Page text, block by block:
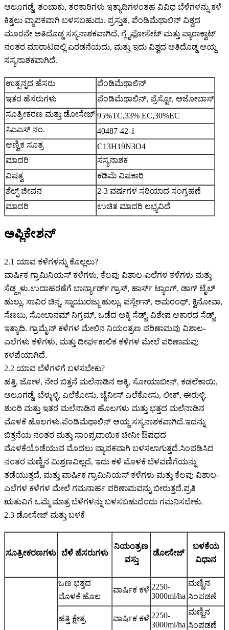
ಆಲೂಗಡ್ಡೆ, ತಂಬಾಕು, ತರಕಾರಿಗಳು ಇತ್ಯಾದಿಗಳಂತಹ ವಿವಿಧ ಬೆಳೆಗಳನ್ನು ಕಳೆ
ಕಿತ್ತಲು ವ್ಯಾಪಕವಾಗಿ ಬಳಸಬಹುದು. ಪ್ರಸ್ತುತ, ಪೆಂಡಿಮೆಥಾಲಿನ್ ವಿಶ್ವದ
ಮೂರನೇ ಅತಿದೊಡ್ಡ ಸಸ್ಯನಾಶಕವಾಗಿದೆ, ಗ್ಲೈಫೋಸೇಟ್ ಮತ್ತು ಪ್ಯಾರಾಕ್ವಾಟ್
ನಂತರ ಮಾರಾಟದಲ್ಲಿ ಎರಡನೆಯದು, ಮತ್ತು ಇದು ವಿಶ್ವದ ಅತಿದೊಡ್ಡ ಆಯ್ದ
ಸಸ್ಯನಾಶಕವಾಗಿದೆ.
ಉತ್ಪನ್ನದ ಹೆಸರು
ಪೆಂಡಿಮೆಥಾಲಿನ್
ಇತರ ಹೆಸರುಗಳು
ಪೆಂಡಿಮೆಥಾಲಿನ್, ಪ್ರೆಸ್ಟೋ, ಅಜೋಬಾಸ್
ಸೂತ್ರೀಕರಣ ಮತ್ತು ಡೋಸೇಜ್ 95%TC,33% EC,30%EC
ಸಿಎಎಸ್ ನಂ.
40487-42-1
ಆಣ್ವಿಕ ಸೂತ್ರ
C13H19N3O4
ಮಾದರಿ
ಸಸ್ಯನಾಶಕ
ವಿಷತ್ವ
ಕಡಿಮೆ ವಿಷಕಾರಿ
ಶೆಲ್ಫ್ ಜೀವನ
2-3 ವರ್ಷಗಳ ಸರಿಯಾದ ಸಂಗ್ರಹಣೆ
ಮಾದರಿ
ಉಚಿತ ಮಾದರಿ ಲಭ್ಯವಿದೆ
ಅಪ್ಲಿಕೇಶನ್
2.1 ಯಾವ ಕಳೆಗಳನ್ನು ಕೊಲ್ಲಲು?
ವಾರ್ಷಿಕ ಗ್ರಾಮಿನಿಯಸ್ ಕಳೆಗಳು, ಕೆಲವು ವಿಶಾಲ-ಎಲೆಗಳ ಕಳೆಗಳು ಮತ್ತು
ಸೆಡ್ಜ್ಗಳು.ಉದಾಹರಣೆಗೆ ಬಾರ್ನ್ಯಾರ್ಡ್ ಗ್ರಾಸ್, ಹಾರ್ಸ್ ಟ್ಯಾಂಗ್, ಡಾಗ್ ಟೈಲ್
ಹುಲ್ಲು, ಸಾವಿರ ಚಿನ್ನ, ಸ್ನಾಯುರಜ್ಜು ಹುಲ್ಲು, ಪರ್ಸ್ಲೇನ್, ಅಮರಂಥ್, ಕ್ವಿನೋವಾ,
ಸೆಣಬು, ಸೋಲಾನಮ್ ನಿಗ್ರಮ್, ಒಡೆದ ಅಕ್ಕಿ ಸೆಡ್ಜ್, ವಿಶೇಷ ಆಕಾರದ ಸೆಡ್ಜ್,
ಇತ್ಯಾದಿ. ಗ್ರಾಮೈನ್ ಕಳೆಗಳ ಮೇಲಿನ ನಿಯಂತ್ರಣ ಪರಿಣಾಮವು ವಿಶಾಲ-
ಎಲೆಗಳು ಕಳೆಗಳು, ಮತ್ತು ದೀರ್ಘಕಾಲಿಕ ಕಳೆಗಳ ಮೇಲೆ ಪರಿಣಾಮವು
ಕಳಪೆಯಾಗಿದೆ.
2.2 ಯಾವ ಬೆಳೆಗಳಿಗೆ ಬಳಸಬೇಕು?
ಹತ್ತಿ, ಜೋಳ, ನೇರ ಬಿತ್ತನೆ ಮಲೆನಾಡಿನ ಅಕ್ಕಿ, ಸೋಯಾಬೀನ್, ಕಡಲೆಕಾಯಿ,
ಆಲೂಗಡ್ಡೆ, ಬೆಳ್ಳುಳ್ಳಿ, ಎಲೆಕೋಸು, ಚೈನೀಸ್ ಎಲೆಕೋಸು, ಲೀಕ್, ಈರುಳ್ಳಿ,
ಶುಂಠಿ ಮತ್ತು ಇತರ ಮಲೆನಾಡಿನ ಹೊಲಗಳು ಮತ್ತು ಭತ್ತದ ಮಲೆನಾಡಿನ
ಮೊಳಕೆ ಹೊಲಗಳು.ಪೆಂಡಿಮೆಥಾಲಿನ್ ಆಯ್ದ ಸಸ್ಯನಾಶಕವಾಗಿದೆ.ಇದನ್ನು
ಬಿತ್ತನೆಯ ನಂತರ ಮತ್ತು ಸಾಂಪ್ರದಾಯಿಕ ಚೀನೀ ಔಷಧದ
ಮೊಳಕೆಯೊಡೆಯುವ ಮೊದಲು ವ್ಯಾಪಕವಾಗಿ ಬಳಸಲಾಗುತ್ತದೆ.ಸಿಂಪಡಿಸಿದ
ನಂತರ ಮಣ್ಣಿನ ಮಿಶ್ರಣವಿಲ್ಲದೆ, ಇದು ಕಳೆ ಮೊಳಕೆ ಬೆಳವಣಿಗೆಯನ್ನು
ತಡೆಯುತ್ತದೆ, ಮತ್ತು ವಾರ್ಷಿಕ ಗ್ರಾಮಿನಿಯಸ್ ಕಳೆಗಳು ಮತ್ತು ಕೆಲವು ವಿಶಾಲ-
ಎಲೆಗಳ ಕಳೆಗಳ ಮೇಲೆ ಗಮನಾರ್ಹ ಪರಿಣಾಮವನ್ನು ಬೀರುತ್ತದೆ.ಪ್ರತಿ
ಋತುವಿಗೆ ಒಮ್ಮೆ ಮಾತ್ರ ಬೆಳೆಗಳನ್ನು ಬಳಸಬಹುದೆಂದು ಗಮನಿಸಬೇಕು.
2.3 ಡೋಸೇಜ್ ಮತ್ತು ಬಳಕೆ
ಸೂತ್ರೀಕರಣಗಳು ಬೆಳೆ ಹೆಸರುಗಳು
ನಿಯಂತ್ರಣ
ವಸ್ತು
ಡೋಸೇಜ್
ಬಳಕೆಯ
ವಿಧಾನ
ಒಣ ಭತ್ತದ
ಮೊಳಕೆ ಹೊಲ
ವಾರ್ಷಿಕ ಕಳೆ 2250-
3000ml/ha
ಮಣ್ಣಿನ
ಸಿಂಪಡಣೆ
ಹತ್ತಿ ಕ್ಷೇತ್ರ ವಾರ್ಷಿಕ ಕಳೆ 2250-
3000ml/ha
ಮಣ್ಣಿನ
ಸಿಂಪಡಣೆ